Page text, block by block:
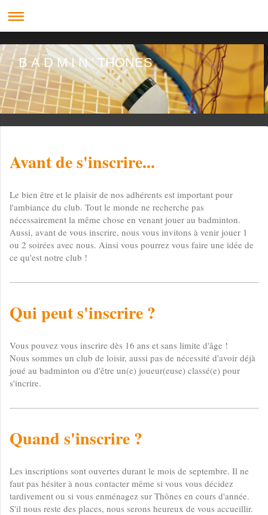
B A D M I N ' THONES
Avant de s'inscrire...
Le bien être et le plaisir de nos adhérents est important pour
l'ambiance du club. Tout le monde ne recherche pas
nécessairement la même chose en venant jouer au badminton.
Aussi, avant de vous inscrire, nous vous invitons à venir jouer 1
ou 2 soirées avec nous. Ainsi vous pourrez vous faire une idée de
ce qu'est notre club !
Qui peut s'inscrire ?
Vous pouvez vous inscrire dès 16 ans et sans limite d'âge !
Nous sommes un club de loisir, aussi pas de nécessité d'avoir déjà
joué au badminton ou d'être un(e) joueur(euse) classé(e) pour
s'incrire.
Quand s'inscrire ?
Les inscriptions sont ouvertes durant le mois de septembre. Il ne
faut pas hésiter à nous contacter même si vous vous décidez
tardivement ou si vous enménagez sur Thônes en cours d'année.
S'il nous reste des places, nous serons heureux de vous accueillir.